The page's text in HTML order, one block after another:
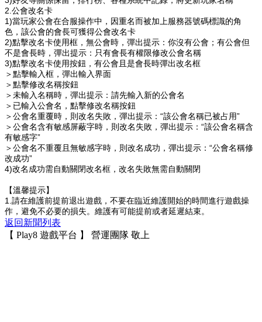
2.公會改名卡
1)當玩家公會在合服操作中，因重名而被加上服務器號碼標識的角
色，該公會的會長可獲得公會改名卡
2)點擊改名卡使用框，無公會時，彈出提示：你沒有公會；有公會但
不是會長時，彈出提示：只有會長有權限修改公會名稱
3)點擊改名卡使用按鈕，有公會且是會長時彈出改名框
＞點擊輸入框，彈出輸入界面
＞點擊修改名稱按鈕
＞未輸入名稱時，彈出提示：請先輸入新的公會名
＞已輸入公會名，點擊修改名稱按鈕
＞公會名重覆時，則改名失敗，彈出提示：“該公會名稱已被占用”
＞公會名含有敏感屏蔽字時，則改名失敗，彈出提示：“該公會名稱含
有敏感字”
＞公會名不重覆且無敏感字時，則改名成功，彈出提示：“公會名稱修
改成功”
4)改名成功需自動關閉改名框，改名失敗無需自動關閉
【溫馨提示】
1.請在維護前提前退出遊戲，不要在臨近維護開始的時間進行遊戲操
作，避免不必要的損失。維護有可能提前或者延遲結束。
返回新聞列表
【 Play8 遊戲平台 】 營運團隊 敬上